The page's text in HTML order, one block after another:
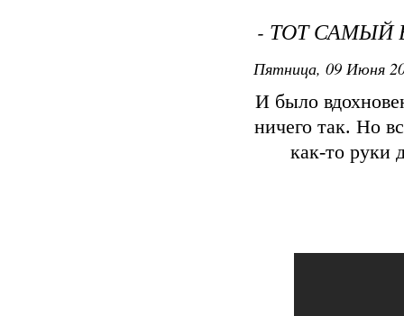
- ТОТ САМЫЙ
Пятница, 09 Июня
И было
ничего так. Но
как-то руки